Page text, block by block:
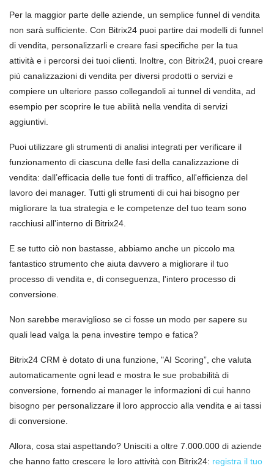
Per la maggior parte delle aziende, un semplice funnel di vendita
non sarà sufficiente. Con Bitrix24 puoi partire dai modelli di funnel
di vendita, personalizzarli e creare fasi specifiche per la tua
attività e i percorsi dei tuoi clienti. Inoltre, con Bitrix24, puoi creare
più canalizzazioni di vendita per diversi prodotti o servizi e
compiere un ulteriore passo collegandoli ai tunnel di vendita, ad
esempio per scoprire le tue abilità nella vendita di servizi
aggiuntivi.
Puoi utilizzare gli strumenti di analisi integrati per verificare il
funzionamento di ciascuna delle fasi della canalizzazione di
vendita: dall’efficacia delle tue fonti di traffico, all'efficienza del
lavoro dei manager. Tutti gli strumenti di cui hai bisogno per
migliorare la tua strategia e le competenze del tuo team sono
racchiusi all'interno di Bitrix24.
E se tutto ciò non bastasse, abbiamo anche un piccolo ma
fantastico strumento che aiuta davvero a migliorare il tuo
processo di vendita e, di conseguenza, l'intero processo di
conversione.
Non sarebbe meraviglioso se ci fosse un modo per sapere su
quali lead valga la pena investire tempo e fatica?
Bitrix24 CRM è dotato di una funzione, "AI Scoring”, che valuta
automaticamente ogni lead e mostra le sue probabilità di
conversione, fornendo ai manager le informazioni di cui hanno
bisogno per personalizzare il loro approccio alla vendita e ai tassi
di conversione.
Allora, cosa stai aspettando? Unisciti a oltre 7.000.000 di aziende
che hanno fatto crescere le loro attività con Bitrix24: registra il tuo